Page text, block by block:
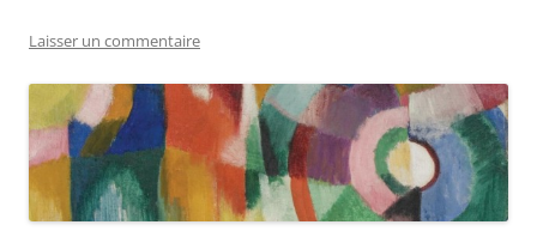
Laisser un commentaire